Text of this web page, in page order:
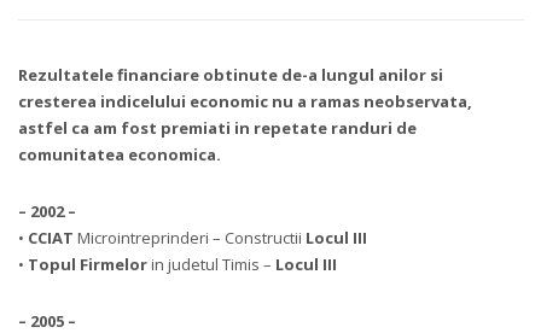
Rezultatele financiare obtinute de-a lungul anilor si
cresterea indicelului economic nu a ramas neobservata,
astfel ca am fost premiati in repetate randuri de
comunitatea economica.
– 2002 –
• CCIAT Microintreprinderi – Constructii Locul III
• Topul Firmelorin judetul Timis – Locul III
– 2005 –